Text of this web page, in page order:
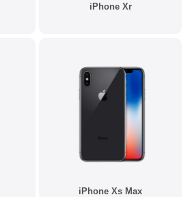
iPhone Xr
iPhone Xs Max